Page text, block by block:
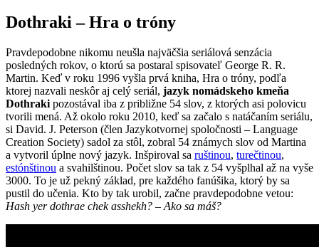
Dothraki – Hra o tróny
Pravdepodobne nikomu neušla najväčšia seriálová senzácia
posledných rokov, o ktorú sa postaral spisovateľ George R. R.
Martin. Keď v roku 1996 vyšla prvá kniha, Hra o tróny, podľa
ktorej nazvali neskôr aj celý seriál, jazyk nomádskeho kmeňa
Dothraki pozostával iba z približne 54 slov, z ktorých asi polovicu
tvorili mená. Až okolo roku 2010, keď sa začalo s natáčaním seriálu,
si David. J. Peterson (člen Jazykotvornej spoločnosti – Language
Creation Society) sadol za stôl, zobral 54 známych slov od Martina
a vytvoril úplne nový jazyk. Inšpiroval sa ruštinou, turečtinou,
estónštinou a svahilštinou. Počet slov sa tak z 54 vyšplhal až na vyše
3000. To je už pekný základ, pre každého fanúšika, ktorý by sa
pustil do učenia. Kto by tak urobil, začne pravdepodobne vetou:
Hash yer dothrae chek asshekh? – Ako sa máš?